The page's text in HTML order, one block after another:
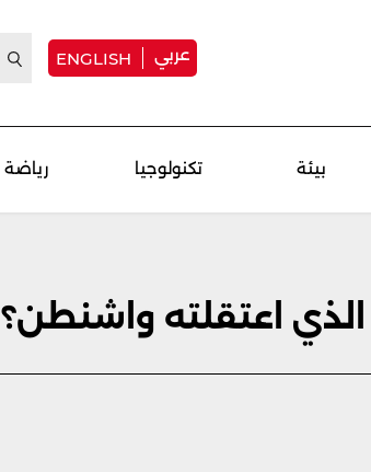
عربي ENGLISH
بيئة تكنولوجيا رياضة
اعتقلته واشنطن؟